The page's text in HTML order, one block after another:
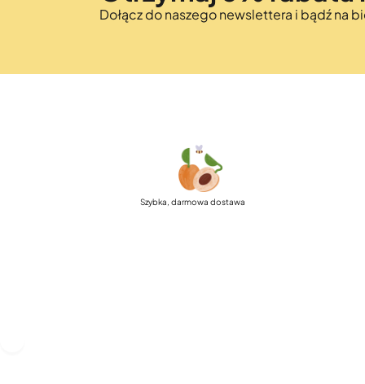
Dołącz do naszego newslettera i bądź na
Szybka, darmowa dostawa